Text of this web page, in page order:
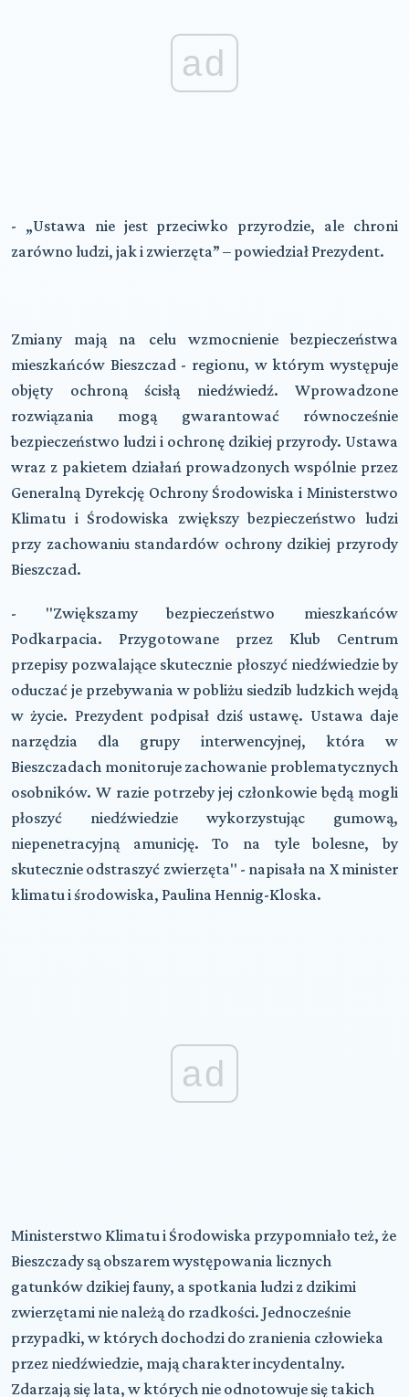
ad
- „Ustawa nie jest przeciwko przyrodzie, ale chroni
zarówno ludzi, jak i zwierzęta” – powiedział Prezydent.
Zmiany mają na celu wzmocnienie bezpieczeństwa
mieszkańców Bieszczad - regionu, w którym występuje
objęty ochroną ścisłą niedźwiedź. Wprowadzone
rozwiązania mogą gwarantować równocześnie
bezpieczeństwo ludzi i ochronę dzikiej przyrody. Ustawa
wraz z pakietem działań prowadzonych wspólnie przez
Generalną Dyrekcję Ochrony Środowiska i Ministerstwo
Klimatu i Środowiska zwiększy bezpieczeństwo ludzi
przy zachowaniu standardów ochrony dzikiej przyrody
Bieszczad.
- "Zwiększamy bezpieczeństwo mieszkańców
Podkarpacia. Przygotowane przez Klub Centrum
przepisy pozwalające skutecznie płoszyć niedźwiedzie by
oduczać je przebywania w pobliżu siedzib ludzkich wejdą
w życie. Prezydent podpisał dziś ustawę. Ustawa daje
narzędzia dla grupy interwencyjnej, która w
Bieszczadach monitoruje zachowanie problematycznych
osobników. W razie potrzeby jej członkowie będą mogli
płoszyć niedźwiedzie wykorzystując gumową,
niepenetracyjną amunicję. To na tyle bolesne, by
skutecznie odstraszyć zwierzęta" - napisała na X minister
klimatu i środowiska, Paulina Hennig-Kloska.
ad
Ministerstwo Klimatu i Środowiska przypomniało też, że
Bieszczady są obszarem występowania licznych
gatunków dzikiej fauny, a spotkania ludzi z dzikimi
zwierzętami nie należą do rzadkości. Jednocześnie
przypadki, w których dochodzi do zranienia człowieka
przez niedźwiedzie, mają charakter incydentalny.
Zdarzają się lata, w których nie odnotowuje się takich